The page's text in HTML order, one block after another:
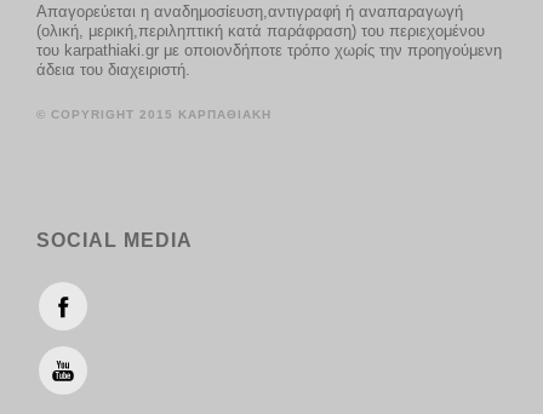
Απαγορεύεται η αναδημοσίευση,αντιγραφή ή αναπαραγωγή
(ολική, μερική,περιληπτική κατά παράφραση) του περιεχομένου
του karpathiaki.gr με οποιονδήποτε τρόπο χωρίς την προηγούμενη
άδεια του διαχειριστή.
© COPYRIGHT 2015 ΚΑΡΠΑΘΙΑΚΗ
SOCIAL MEDIA